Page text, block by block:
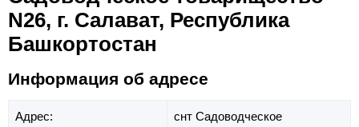
N26, г. Салават, Республика
Башкортостан
Информация об адресе
Адрес:
снт Садоводческое